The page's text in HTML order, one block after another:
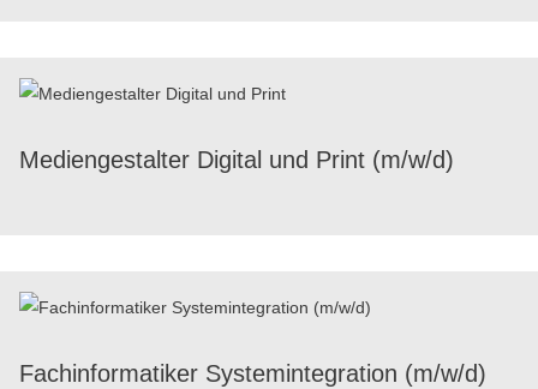
Medi­en­ge­stal­ter Digi­tal und Print (m/​w/​d)
Fach­in­for­ma­ti­ker System­in­te­gra­tion (m/​w/​d)